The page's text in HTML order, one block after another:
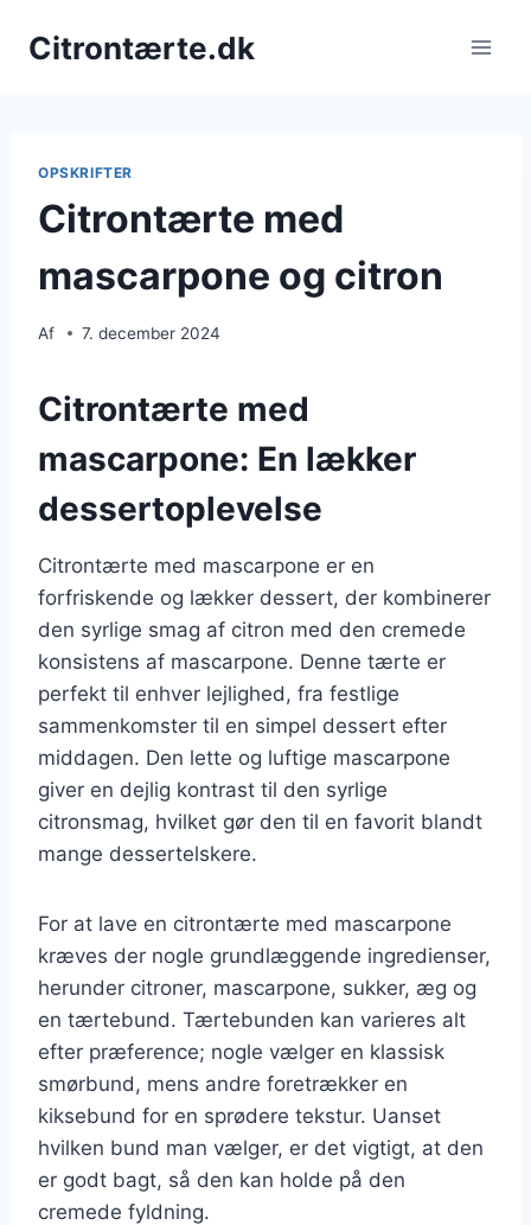
Citrontærte.dk
OPSKRIFTER
Citrontærte med
mascarpone og citron
Af 7. december 2024
Citrontærte med
mascarpone: En lækker
dessertoplevelse
Citrontærte med mascarpone er en
forfriskende og lækker dessert, der kombinerer
den syrlige smag af citron med den cremede
konsistens af mascarpone. Denne tærte er
perfekt til enhver lejlighed, fra festlige
sammenkomster til en simpel dessert efter
middagen. Den lette og luftige mascarpone
giver en dejlig kontrast til den syrlige
citronsmag, hvilket gør den til en favorit blandt
mange dessertelskere.
For at lave en citrontærte med mascarpone
kræves der nogle grundlæggende ingredienser,
herunder citroner, mascarpone, sukker, æg og
en tærtebund. Tærtebunden kan varieres alt
efter præference; nogle vælger en klassisk
smørbund, mens andre foretrækker en
kiksebund for en sprødere tekstur. Uanset
hvilken bund man vælger, er det vigtigt, at den
er godt bagt, så den kan holde på den
cremede fyldning.